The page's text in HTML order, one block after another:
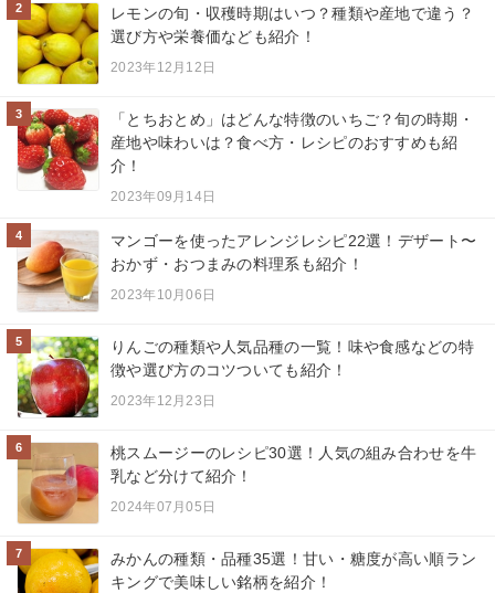
2
レモンの旬・収穫時期はいつ？種類や産地で違う？
選び方や栄養価なども紹介！
2023年12月12日
3
「とちおとめ」はどんな特徴のいちご？旬の時期・
産地や味わいは？食べ方・レシピのおすすめも紹
介！
2023年09月14日
4
マンゴーを使ったアレンジレシピ22選！デザート〜
おかず・おつまみの料理系も紹介！
2023年10月06日
5
りんごの種類や人気品種の一覧！味や食感などの特
徴や選び方のコツついても紹介！
2023年12月23日
6
桃スムージーのレシピ30選！人気の組み合わせを牛
乳など分けて紹介！
2024年07月05日
7
みかんの種類・品種35選！甘い・糖度が高い順ラン
キングで美味しい銘柄を紹介！